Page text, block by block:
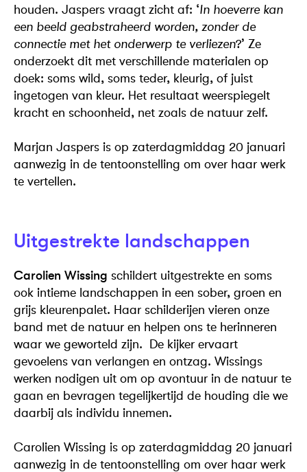
houden. Jaspers vraagt zicht af: ‘In hoeverre kan
een beeld geabstraheerd worden, zonder de
connectie met het onderwerp te verliezen?’ Ze
onderzoekt dit met verschillende materialen op
doek: soms wild, soms teder, kleurig, of juist
ingetogen van kleur. Het resultaat weerspiegelt
kracht en schoonheid, net zoals de natuur zelf.
Marjan Jaspers is op zaterdagmiddag 20 januari
aanwezig in de tentoonstelling om over haar werk
te vertellen.
Uitgestrekte landschappen
Carolien Wissing schildert uitgestrekte en soms
ook intieme landschappen in een sober, groen en
grijs kleurenpalet. Haar schilderijen vieren onze
band met de natuur en helpen ons te herinneren
waar we geworteld zijn. De kijker ervaart
gevoelens van verlangen en ontzag. Wissings
werken nodigen uit om op avontuur in de natuur te
gaan en bevragen tegelijkertijd de houding die we
daarbij als individu innemen.
Carolien Wissing is op zaterdagmiddag 20 januari
aanwezig in de tentoonstelling om over haar werk